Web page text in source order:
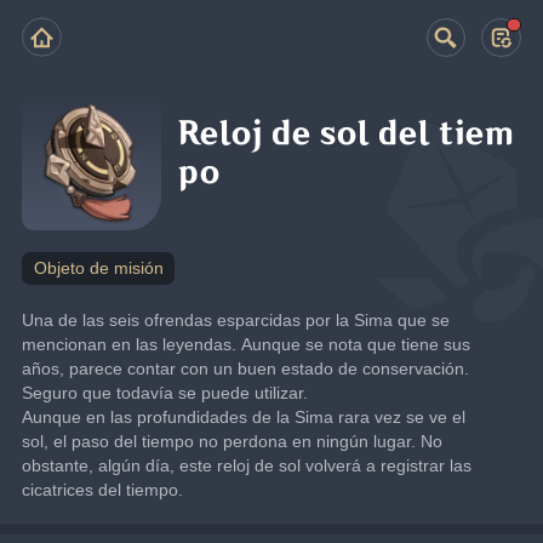
Reloj de sol del tiem
po
Objeto de misión
Una de las seis ofrendas esparcidas por la Sima que se
mencionan en las leyendas. Aunque se nota que tiene sus
años, parece contar con un buen estado de conservación.
Seguro que todavía se puede utilizar.
Aunque en las profundidades de la Sima rara vez se ve el
sol, el paso del tiempo no perdona en ningún lugar. No
obstante, algún día, este reloj de sol volverá a registrar las
cicatrices del tiempo.